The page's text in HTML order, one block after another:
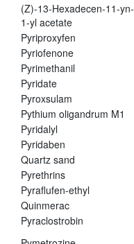
(Z)-13-Hexadecen-11-yn-
1-yl acetate
Pyriproxyfen
Pyriofenone
Pyrimethanil
Pyridate
Pyroxsulam
Pythium oligandrum M1
Pyridalyl
Pyridaben
Quartz sand
Pyrethrins
Pyraflufen-ethyl
Quinmerac
Pyraclostrobin